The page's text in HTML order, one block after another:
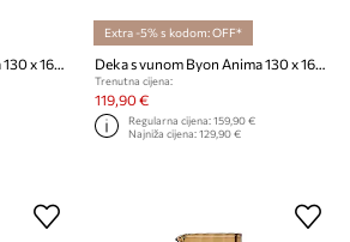
Deka s vunom Byon Anima 130 x 160 cm
Extra -5% s kodom: OFF*
Deka s vunom Byon Anima 130 x 160 cm
Trenutna cijena:
119,90 €
Regularna cijena:159,90 €
Najniža cijena:129,90 €